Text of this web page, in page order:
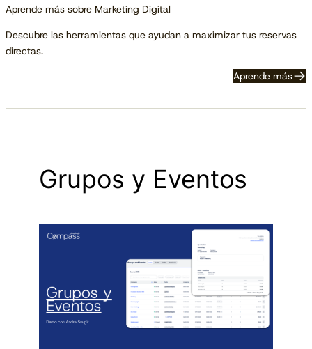
Aprende más sobre Marketing Digital
Descubre las herramientas que ayudan a maximizar tus reservas
directas.
Aprende más
Grupos y Eventos